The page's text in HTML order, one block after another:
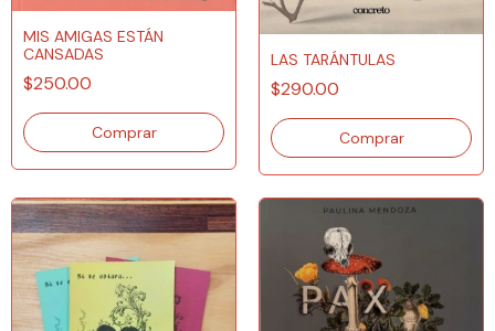
MIS AMIGAS ESTÁN
CANSADAS
$250.00
LAS TARÁNTULAS
$290.00